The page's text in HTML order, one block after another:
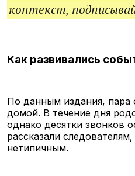
контекст,
Как развивались
По данным издания, пара
домой. В течение дня
однако десятки звонков
рассказали
нетипичным.